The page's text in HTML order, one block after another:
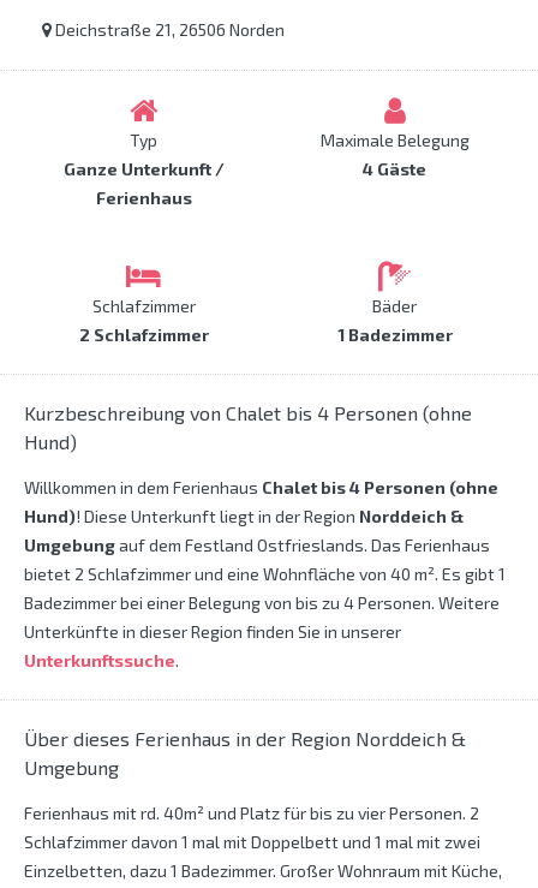
Deichstraße 21, 26506 Norden
Typ
Ganze Unterkunft /
Ferienhaus
Maximale Belegung
4 Gäste
Schlafzimmer
2 Schlafzimmer
Bäder
1 Badezimmer
Kurzbeschreibung von Chalet bis 4 Personen (ohne
Hund)
Willkommen in dem Ferienhaus Chalet bis 4 Personen (ohne
Hund)! Diese Unterkunft liegt in der Region Norddeich &
Umgebungauf dem Festland Ostfrieslands. Das Ferienhaus
bietet 2 Schlafzimmer und eine Wohnfläche von 40 m². Es gibt 1
Badezimmer bei einer Belegung von bis zu 4 Personen. Weitere
Unterkünfte in dieser Region finden Sie in unserer
Unterkunftssuche.
Über dieses Ferienhaus in der Region Norddeich &
Umgebung
Ferienhaus mit rd. 40m² und Platz für bis zu vier Personen. 2
Schlafzimmer davon 1 mal mit Doppelbett und 1 mal mit zwei
Einzelbetten, dazu 1 Badezimmer. Großer Wohnraum mit Küche,